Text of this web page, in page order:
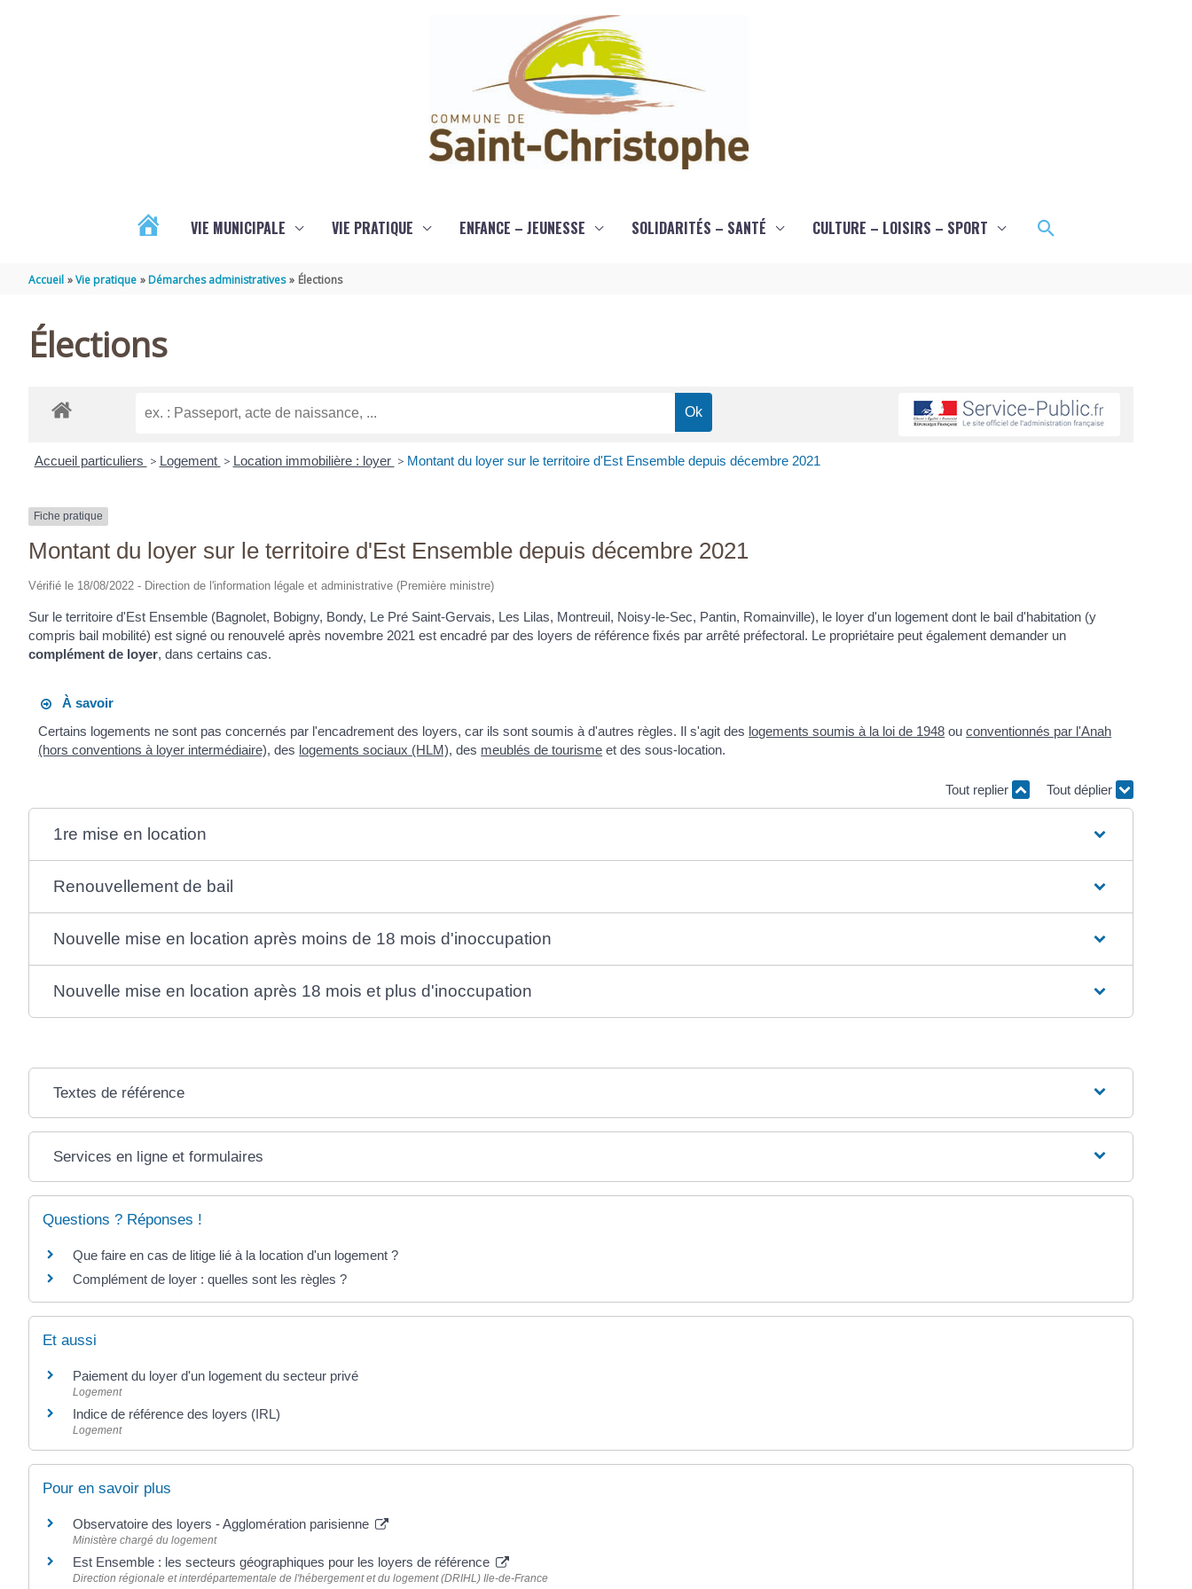
VIE MUNICIPALE VIE PRATIQUE ENFANCE – JEUNESSE SOLIDARITÉS – SANTÉ CULTURE – LOISIRS – SPORT Rechercher
Accueil Vie pratique Démarches administratives Élections
Élections
Accueil particuliers > Logement > Location immobilière : loyer > Montant du loyer sur le territoire d'Est Ensemble depuis décembre 2021
Fiche pratique
Montant du loyer sur le territoire d'Est Ensemble depuis décembre 2021
Vérifié le 18/08/2022 - Direction de l'information légale et administrative (Première ministre)
Sur le territoire d'Est Ensemble (Bagnolet, Bobigny, Bondy, Le Pré Saint-Gervais, Les Lilas, Montreuil, Noisy-le-Sec, Pantin, Romainville), le loyer d'un logement dont le bail d'habitation (y
compris bail mobilité) est signé ou renouvelé après novembre 2021 est encadré par des loyers de référence fixés par arrêté préfectoral. Le propriétaire peut également demander un
complément de loyer, dans certains cas.
À savoir
Certains logements ne sont pas concernés par l'encadrement des loyers, car ils sont soumis à d'autres règles. Il s'agit des logements soumis à la loi de 1948 ouconventionnés par l'Anah
(hors conventions à loyer intermédiaire), des logements sociaux (HLM), des meublés de tourisme et des sous-location.
Tout replier Tout déplier
1re mise en location
Renouvellement de bail
Nouvelle mise en location après moins de 18 mois d'inoccupation
Nouvelle mise en location après 18 mois et plus d'inoccupation
Textes de référence
Services en ligne et formulaires
Questions ? Réponses !
Que faire en cas de litige lié à la location d'un logement ?
Complément de loyer : quelles sont les règles ?
Et aussi
Paiement du loyer d'un logement du secteur privé
Logement
Indice de référence des loyers (IRL)
Logement
Pour en savoir plus
Observatoire des loyers - Agglomération parisienne
Ministère chargé du logement
Est Ensemble : les secteurs géographiques pour les loyers de référence
Direction régionale et interdépartementale de l'hébergement et du logement (DRIHL) Ile-de-France